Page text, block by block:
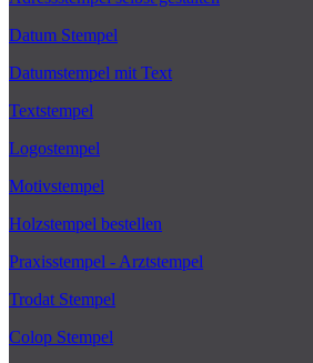
Datum Stempel
Datumstempel mit Text
Textstempel
Logostempel
Motivstempel
Holzstempel bestellen
Praxisstempel - Arztstempel
Trodat Stempel
Colop Stempel